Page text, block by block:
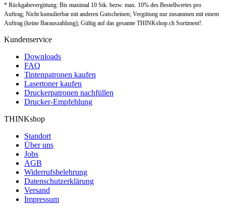
* Rückgabevergütung: Bis maximal 10 Stk. bezw. max. 10% des Bestellwertes pro
Auftrag; Nicht kumulierbar mit anderen Gutscheinen; Vergütung nur zusammen mit einem
Auftrag (keine Barauszahlung); Gültig auf das gesamte THINKshop.ch Sortiment!.
Kundenservice
Downloads
FAQ
Tintenpatronen kaufen
Lasertoner kaufen
Druckerpatronen nachfüllen
Drucker-Empfehlung
THINKshop
Standort
Über uns
Jobs
AGB
Widerrufsbelehrung
Datenschutzerklärung
Versand
Impressum